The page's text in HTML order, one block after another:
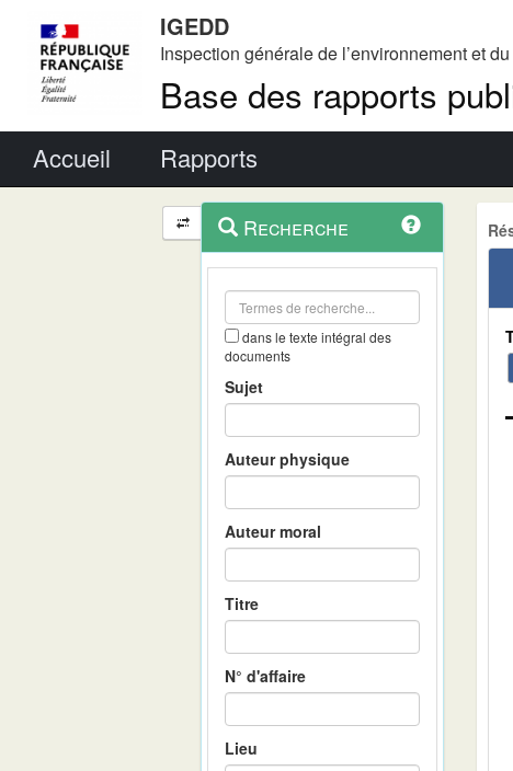
IGEDD
Inspection générale de l’environnement et
Base des rapports
Accueil Rapports
Navigation
et
outils
contextuel
Recherche
dans le texte intégral des
documents
Sujet
Auteur physique
Auteur moral
Titre
N° d'affaire
Lieu